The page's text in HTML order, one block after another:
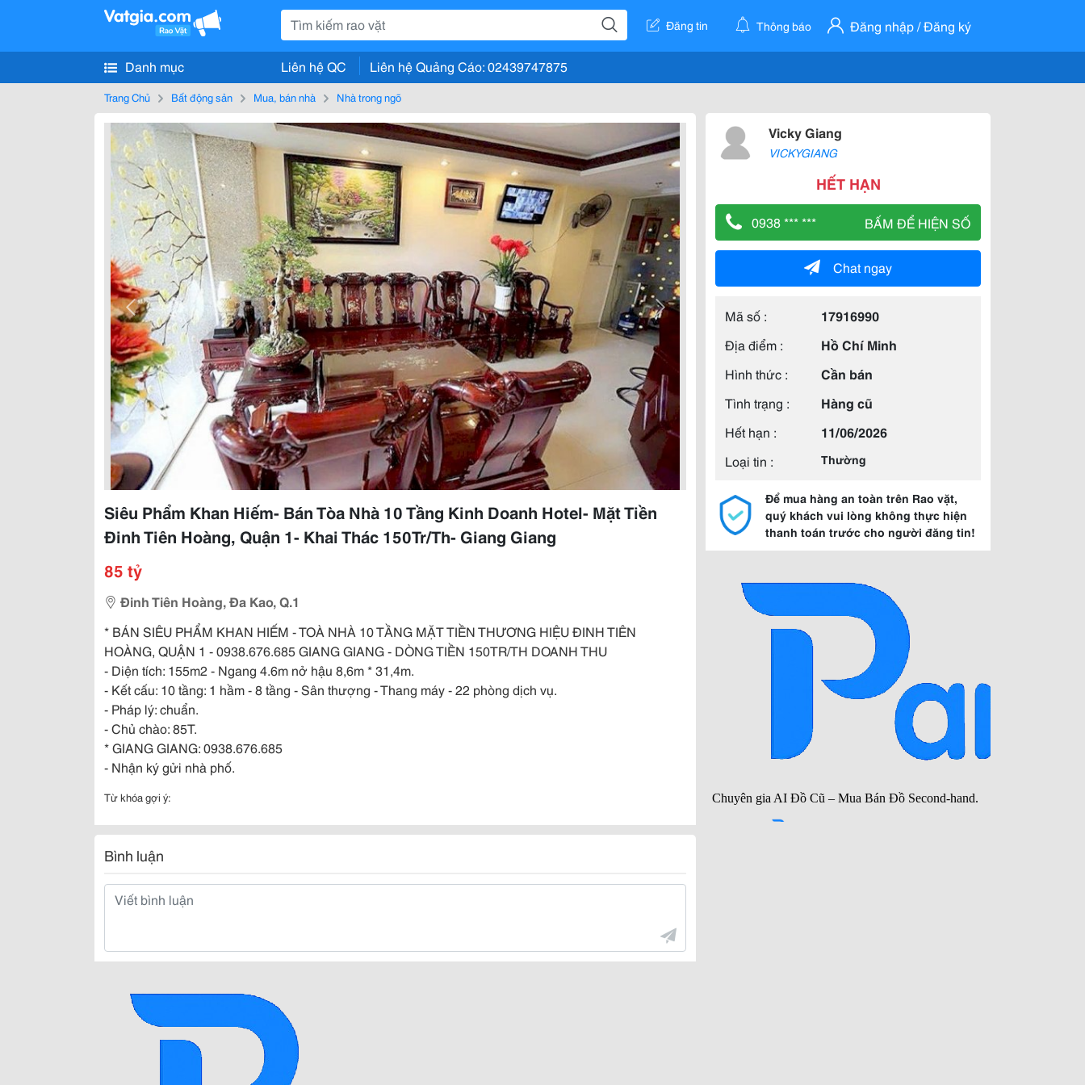
Đăng tin Thông báo Đăng nhập / Đăng ký
Danh mục Liên hệ QC Liên hệ Quảng Cáo: 02439747875
Trang Chủ Bất động sản Mua, bán nhà Nhà trong ngõ
Siêu Phẩm Khan Hiếm- Bán Tòa Nhà 10 Tầng Kinh Doanh Hotel- Mặt Tiền
Đinh Tiên Hoàng, Quận 1- Khai Thác 150Tr/Th- Giang Giang
85 tỷ
Đinh Tiên Hoàng, Đa Kao, Q.1
* BÁN SIÊU PHẨM KHAN HIẾM - TOÀ NHÀ 10 TẦNG MẶT TIỀN THƯƠNG HIỆU ĐINH TIÊN
HOÀNG, QUẬN 1 - 0938.676.685 GIANG GIANG - DÒNG TIỀN 150TR/TH DOANH THU
- Diện tích: 155m2 - Ngang 4.6m nở hậu 8,6m * 31,4m.
- Kết cấu: 10 tầng: 1 hầm - 8 tầng - Sân thượng - Thang máy - 22 phòng dịch vụ.
- Pháp lý: chuẩn.
- Chủ chào: 85T.
* GIANG GIANG: 0938.676.685
- Nhận ký gửi nhà phố.
Từ khóa gợi ý:
Bình luận
Vicky Giang
VICKYGIANG
HẾT HẠN
0938 *** *** BẤM ĐỂ HIỆN SỐ
Chat ngay
Mã số :
17916990
Địa điểm :
Hồ Chí Minh
Hình thức :
Cần bán
Tình trạng :
Hàng cũ
Hết hạn :
11/06/2026
Loại tin :
Thường
Để mua hàng an toàn trên Rao vặt,
quý khách vui lòng không thực hiện
thanh toán trước cho người đăng tin!